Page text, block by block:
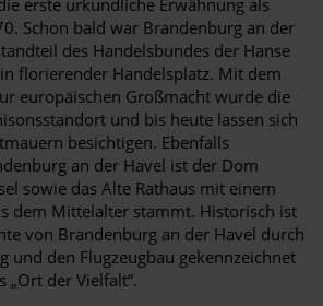
Schon bald war Brandenburg an der
des Handelsbundes der Hanse
florierender Handelsplatz. Mit dem
europäischen Großmacht wurde die
und bis heute lassen sich
besichtigen. Ebenfalls
an der Havel ist der Dom
sowie das Alte Rathaus mit einem
dem Mittelalter stammt. Historisch ist
von Brandenburg an der Havel durch
und den Flugzeugbau gekennzeichnet
„Ort der Vielfalt“.